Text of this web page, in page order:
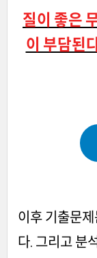
질이 좋은
이 부담된
이후 기출문
다. 그리고 분